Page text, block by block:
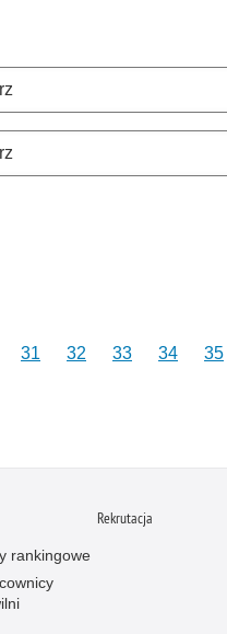
31 32 33 34 35
rankingowe
Rekrutacja